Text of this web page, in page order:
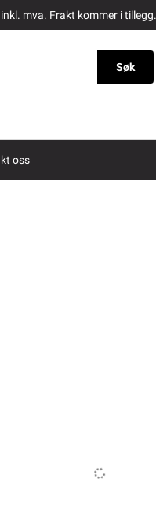
mva. Frakt kommer i tillegg.
Søk
oss